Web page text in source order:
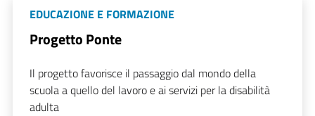
EDUCAZIONE E FORMAZIONE
Progetto Ponte
Il progetto favorisce il passaggio dal mondo della
scuola a quello del lavoro e ai servizi per la disabilità
adulta